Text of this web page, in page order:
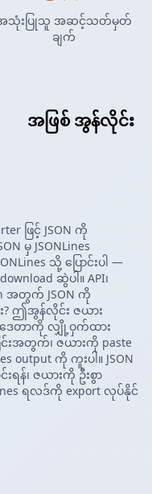
အဖြစ် အွန်လိုင်း
ဖြင့် JSON ကို
မှ JSONLines
သို့ ပြောင်းပါ —
ဆွဲပါ။ API၊
အတွက် JSON ကို
း? ဤအွန်လိုင်း ဇယား
ဒေတာကို လျှို့ဝှက်ထား
ြင်းအတွက်၊ ဇယားကို paste
output ကို ကူးပါ။ JSON
ရန်၊ ဇယားကို ဦးစွာ
ရလဒ်ကို export လုပ်နိုင်
သုံးပြုသူ အဆင့်သတ်မှတ်
ချက်